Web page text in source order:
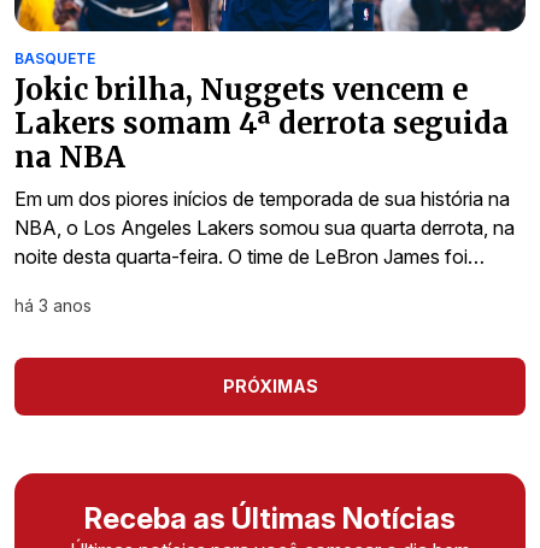
BASQUETE
Jokic brilha, Nuggets vencem e
Lakers somam 4ª derrota seguida
na NBA
Em um dos piores inícios de temporada de sua história na
NBA, o Los Angeles Lakers somou sua quarta derrota, na
noite desta quarta-feira. O time de LeBron James foi…
há 3 anos
PRÓXIMAS
Receba as Últimas Notícias